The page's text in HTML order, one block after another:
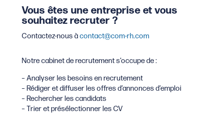
Vous êtes une entreprise et vous
souhaitez recruter ?
Contactez-nous àcontact@com-rh.com
Notre cabinet de recrutement s’occupe de :
– Analyser les besoins en recrutement
– Rédiger et diffuser les offres d’annonces d’emploi
– Rechercher les candidats
– Trier et présélectionner les CV